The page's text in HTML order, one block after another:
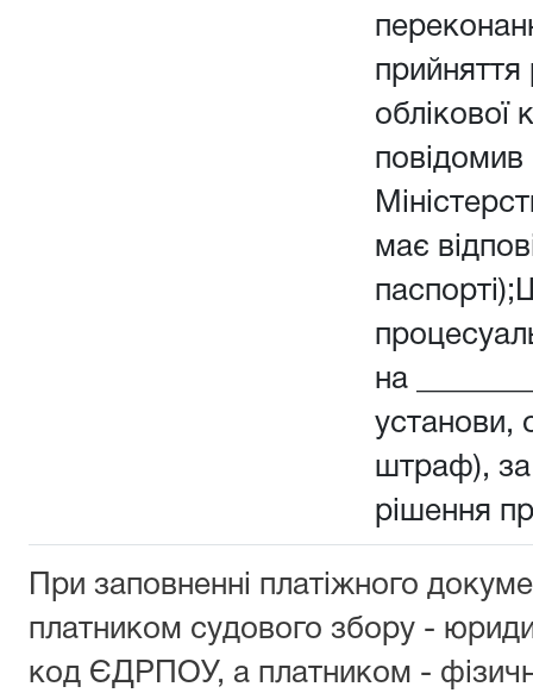
прийняття
облікової
повідомив
має
на
установи,
штраф),
рішення
При заповненні платіжного
платником судового збору -
код ЄДРПОУ, а платником -